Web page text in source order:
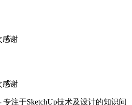
感谢
感谢
专注于SketchUp技术及设计的知识问